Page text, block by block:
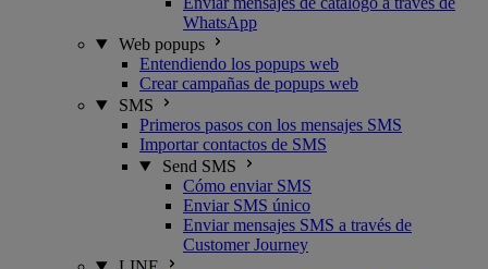
WhatsApp
Web popups
Entendiendo los popups web
Crear campañas de popups web
SMS
Primeros pasos con los mensajes SMS
Importar contactos de SMS
Send SMS
Cómo enviar SMS
Enviar SMS único
Enviar mensajes SMS a través de
Customer Journey